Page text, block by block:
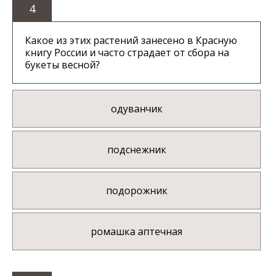
4
Какое из этих растений занесено в Красную
книгу России и часто страдает от сбора на
букеты весной?
одуванчик
подснежник
подорожник
ромашка аптечная